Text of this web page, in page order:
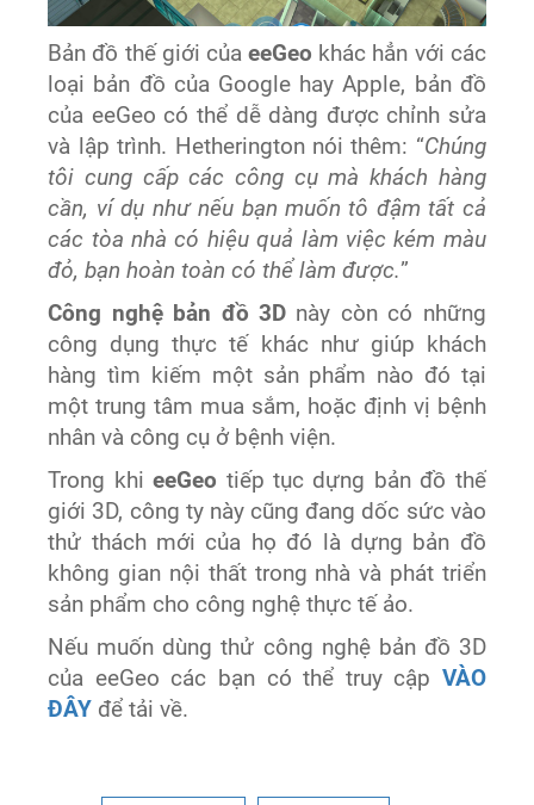
Bản đồ thế giới củaeeGeo khác hẳn với các
loại bản đồ của Google hay Apple, bản đồ
của eeGeo có thể dễ dàng được chỉnh sửa
và lập trình. Hetherington nói thêm: “Chúng
tôi cung cấp các công cụ mà khách hàng
cần, ví dụ như nếu bạn muốn tô đậm tất cả
các tòa nhà có hiệu quả làm việc kém màu
đỏ, bạn hoàn toàn có thể làm được.”
Công nghệ bản đồ 3D này còn có những
công dụng thực tế khác như giúp khách
hàng tìm kiếm một sản phẩm nào đó tại
một trung tâm mua sắm, hoặc định vị bệnh
nhân và công cụ ở bệnh viện.
Trong khieeGeo tiếp tục dựng bản đồ thế
giới 3D, công ty này cũng đang dốc sức vào
thử thách mới của họ đó là dựng bản đồ
không gian nội thất trong nhà và phát triển
sản phẩm cho công nghệ thực tế ảo.
Nếu muốn dùng thử công nghệ bản đồ 3D
của eeGeo các bạn có thể truy cập VÀO
ĐÂY để tải về.